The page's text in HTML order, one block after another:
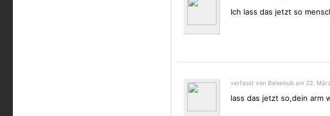
Ich lass das jetzt so
verfasst von Belsebub am 22.
lass das jetzt so,dein arm